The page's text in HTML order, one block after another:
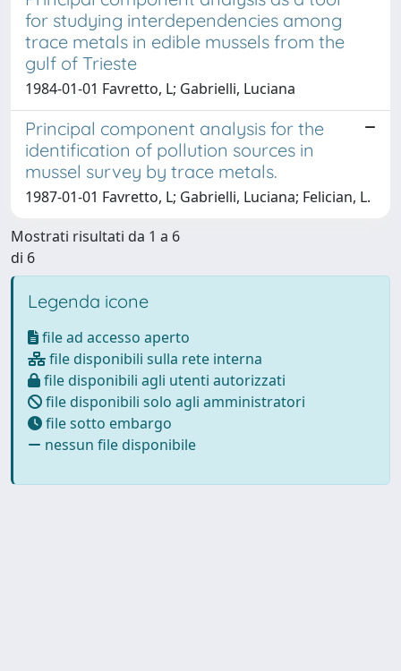
for studying interdependencies among
trace metals in edible mussels from the
gulf of Trieste
1984-01-01 Favretto, L; Gabrielli, Luciana
Principal component analysis for the
identification of pollution sources in
mussel survey by trace metals.
1987-01-01 Favretto, L; Gabrielli, Luciana; Felician, L.
Mostrati risultati da 1 a 6
di 6
Legenda icone
file ad accesso aperto
file disponibili sulla rete interna
file disponibili agli utenti autorizzati
file disponibili solo agli amministratori
file sotto embargo
nessun file disponibile